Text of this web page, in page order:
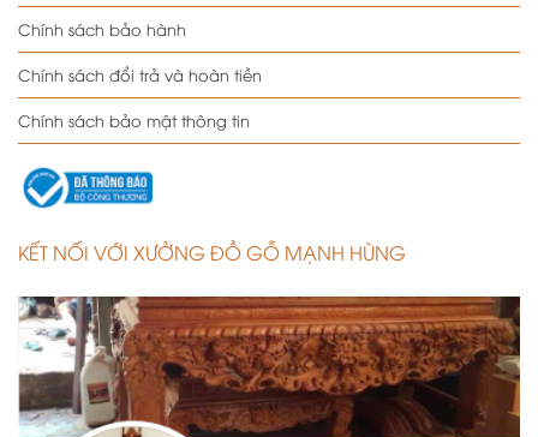
Chính sách bảo hành
Chính sách đổi trả và hoàn tiền
Chính sách bảo mật thông tin
KẾT NỐI VỚI XƯỞNG ĐỒ GỖ MẠNH HÙNG